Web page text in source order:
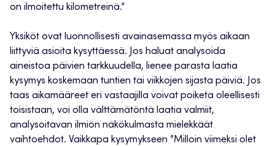
on ilmoitettu kilometreinä.”
Yksiköt ovat luonnollisesti avainasemassa myös aikaan
liittyviä asioita kysyttäessä. Jos haluat analysoida
aineistoa päivien tarkkuudella, lienee parasta laatia
kysymys koskemaan tuntien tai viikkojen sijasta päiviä. Jos
taas aikamääreet eri vastaajilla voivat poiketa oleellisesti
toisistaan, voi olla välttämätöntä laatia valmiit,
analysoitavan ilmiön näkökulmasta mielekkäät
vaihtoehdot. Vaikkapa kysymykseen ”Milloin viimeksi olet